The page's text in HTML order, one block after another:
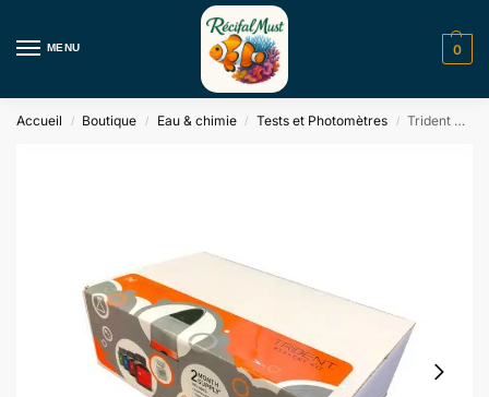
MENU 0
Accueil / Boutique / Eau & chimie / Tests et Photomètres / Trident Reagent Kit Neptune Systems